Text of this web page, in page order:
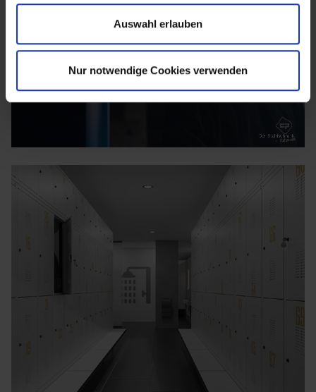
Auswahl erlauben
Nur notwendige Cookies verwenden